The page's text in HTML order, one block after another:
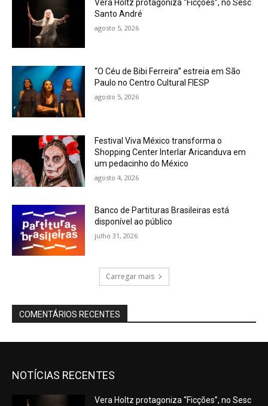
Vera Holtz protagoniza “Ficções”, no Sesc
Santo André
agosto 5, 2026
“O Céu de Bibi Ferreira” estreia em São
Paulo no Centro Cultural FIESP
agosto 5, 2026
Festival Viva México transforma o
Shopping Center Interlar Aricanduva em
um pedacinho do México
agosto 4, 2026
Banco de Partituras Brasileiras está
disponível ao público
julho 31, 2026
Carregar mais
COMENTÁRIOS RECENTES
NOTÍCIAS RECENTES
Vera Holtz protagoniza “Ficções”, no Sesc